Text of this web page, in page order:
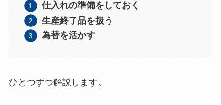
仕入れの準備をしておく
生産終了品を扱う
為替を活かす
ひとつずつ解説します。